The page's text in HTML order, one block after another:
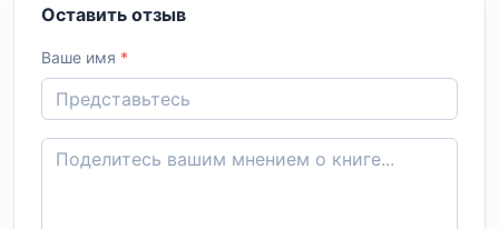
Оставить отзыв
Ваше имя *